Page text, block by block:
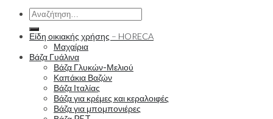
Αναζήτηση
για:
Είδη οικιακής χρήσης – HORECA
Μαχαίρια
Βάζα Γυάλινα
Βάζα Γλυκών-Μελιού
Καπάκια Βαζών
Βάζα Ιταλίας
Βάζα για κρέμες και κεραλοιφές
Βάζα για μπομπονιέρες